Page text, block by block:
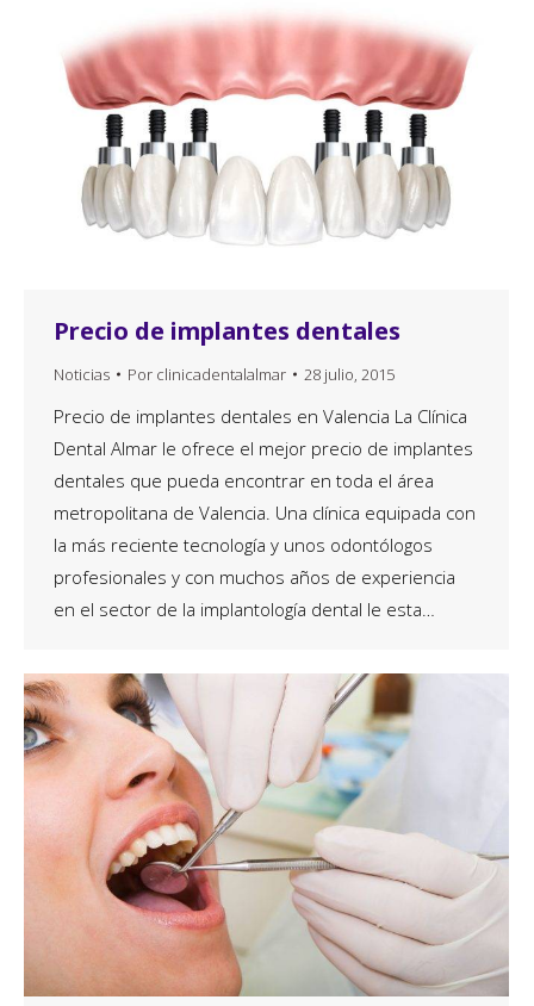
Precio de implantes dentales
Noticias Por clinicadentalalmar 28 julio, 2015
Precio de implantes dentales en Valencia La Clínica
Dental Almar le ofrece el mejor precio de implantes
dentales que pueda encontrar en toda el área
metropolitana de Valencia. Una clínica equipada con
la más reciente tecnología y unos odontólogos
profesionales y con muchos años de experiencia
en el sector de la implantología dental le esta…